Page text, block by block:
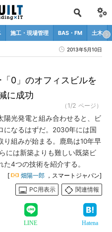
施工・現場管理 BAS・FM 土木
2013年5月10日
0」のオフィスビルを
に成功
（1/2 ページ）
陽光発電と組み合わせると、ビ
になるはずだ。2030年には国
り組みが始まる。鹿島は10年早
には新築よりも難しい既築ビ
4つの技術を紹介する。
[ 畑陽一郎 ，スマートジャパン]
PC用表示
関連情報
LINE Hatena